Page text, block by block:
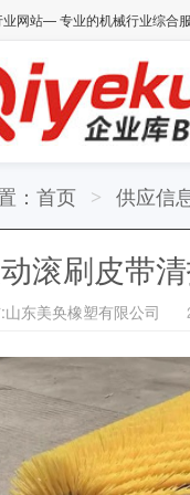
网站— 专业的机械行业综合
： 首页 > 供应信
滚刷皮带
山东美奂橡塑有限公司